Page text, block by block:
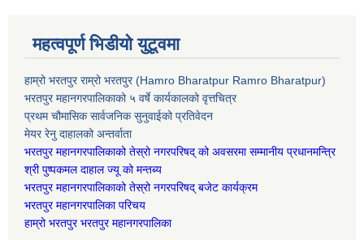
महत्वपूर्ण भिडीयो युटूवमा
हाम्रो भरतपुर राम्रो भरतपुर (Hamro Bharatpur Ramro Bharatpur)
भरतपुर महानगरपालिकाको ५ वर्षे कार्यकालको वृत्तचित्र
प्रथम चौमासिक सार्वजनिक सुनुवाईको प्रतिवेदन
मेयर रेनु दाहालको अन्तर्वाता
भरतपुर महानगरपालिकाको तेस्रो नगरपरिषद् को अवसरमा सम्मानीय प्रधानमन्त्रि
श्री पुष्पकमल दाहाल ज्यू को मन्तब्य
भरतपुर महानगरपालिकाको तेस्रो नगरपरिषद् बजेट कार्यक्रम
भरतपुर महानगरपालिका परिचय
हाम्रो भरतपुर भरतपुर महानगरपालिका